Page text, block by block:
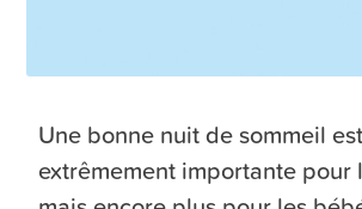
Une bonne nuit de sommeil est
extrêmement importante pour